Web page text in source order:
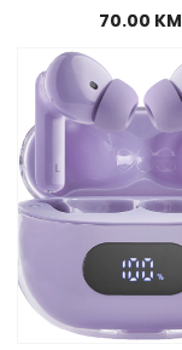
70.00 KM